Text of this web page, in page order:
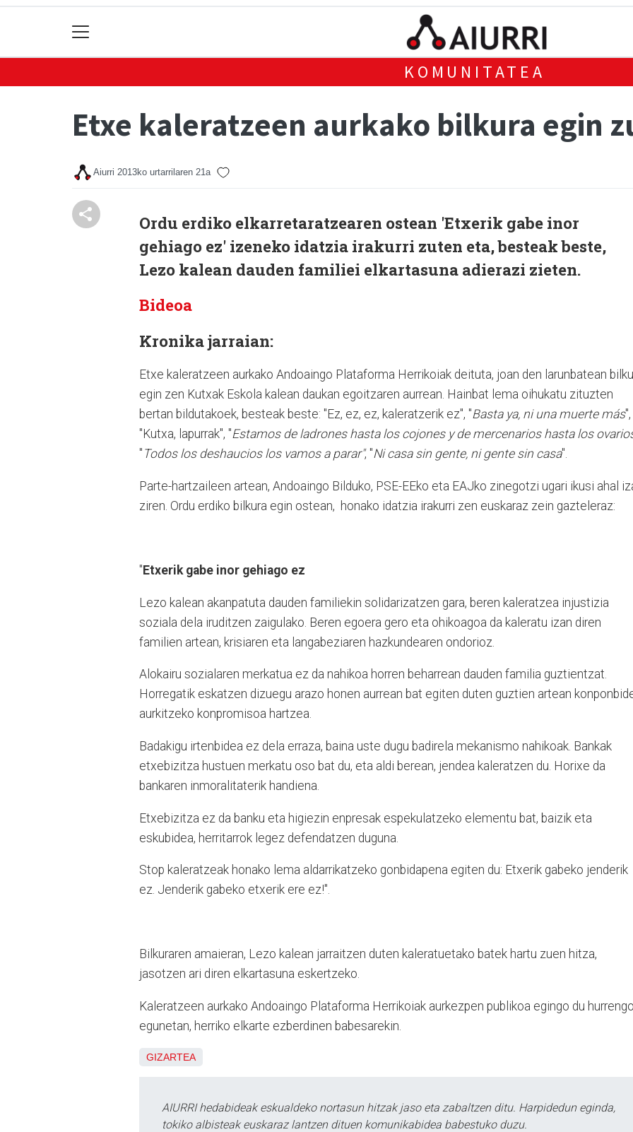
KOMUNITATEA
Etxe kaleratzeen aurkako bilkura egin
Aiurri 2013ko urtarrilaren 21a
Ordu erdiko elkarretaratzearen ostean 'Etxerik gabe inor
gehiago ez' izeneko idatzia irakurri zuten eta, besteak beste,
Lezo kalean dauden familiei elkartasuna adierazi zieten.
Bideoa
Kronika jarraian:
Etxe kaleratzeen aurkako Andoaingo Plataforma Herrikoiak deituta, joan den larunbatean
egin zen Kutxak Eskola kalean daukan egoitzaren aurrean. Hainbat lema oihukatu zituzten
bertan bildutakoek, besteak beste: "Ez, ez, ez, kaleratzerik ez", "Basta ya, ni una muerte más",
"Kutxa, lapurrak", "Estamos de ladrones hasta los cojones y de mercenarios hasta los
" Todos los deshaucios los vamos a parar", "Ni casa sin gente, ni gente sin casa".
Parte-hartzaileen artean, Andoaingo Bilduko, PSE-EEko eta EAJko zinegotzi ugari ikusi ahal
ziren. Ordu erdiko bilkura egin ostean, honako idatzia irakurri zen euskaraz zein gazteleraz:
" Etxerik gabe inor gehiago ez
Lezo kalean akanpatuta dauden familiekin solidarizatzen gara, beren kaleratzea injustizia
soziala dela iruditzen zaigulako. Beren egoera gero eta ohikoagoa da kaleratu izan diren
familien artean, krisiaren eta langabeziaren hazkundearen ondorioz.
Alokairu sozialaren merkatua ez da nahikoa horren beharrean dauden familia guztientzat.
Horregatik eskatzen dizuegu arazo honen aurrean bat egiten duten guztien artean
aurkitzeko konpromisoa hartzea.
Badakigu irtenbidea ez dela erraza, baina uste dugu badirela mekanismo nahikoak. Bankak
etxebizitza hustuen merkatu oso bat du, eta aldi berean, jendea kaleratzen du. Horixe da
bankaren inmoralitaterik handiena.
Etxebizitza ez da banku eta higiezin enpresak espekulatzeko elementu bat, baizik eta
eskubidea, herritarrok legez defendatzen duguna.
Stop kaleratzeak honako lema aldarrikatzeko gonbidapena egiten du: Etxerik gabeko jenderik
ez. Jenderik gabeko etxerik ere ez!".
Bilkuraren amaieran, Lezo kalean jarraitzen duten kaleratuetako batek hartu zuen hitza,
jasotzen ari diren elkartasuna eskertzeko.
Kaleratzeen aurkako Andoaingo Plataforma Herrikoiak aurkezpen publikoa egingo du
egunetan, herriko elkarte ezberdinen babesarekin.
GIZARTEA
AIURRI hedabideak eskualdeko nortasun hitzak jaso eta zabaltzen ditu. Harpidedun eginda,
tokiko albisteak euskaraz lantzen dituen komunikabidea babestuko duzu.